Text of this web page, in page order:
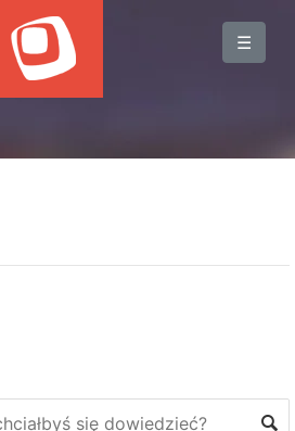
☰
BLOG
WYDARZENIA
HOSTING